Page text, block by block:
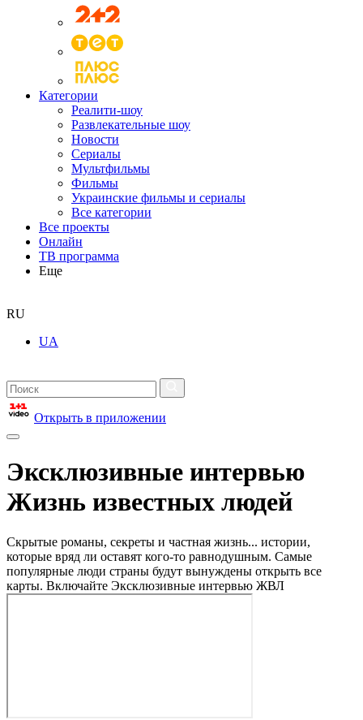
Категории
Реалити-шоу
Развлекательные шоу
Новости
Сериалы
Мультфильмы
Фильмы
Украинские фильмы и сериалы
Все категории
Все проекты
Онлайн
ТВ программа
Еще
RU
UA
Открыть в приложении
Эксклюзивные интервью
Жизнь известных людей
Скрытые романы, секреты и частная жизнь... истории,
которые вряд ли оставят кого-то равнодушным. Самые
популярные люди страны будут вынуждены открыть все
карты. Включайте Эксклюзивные интервью ЖВЛ